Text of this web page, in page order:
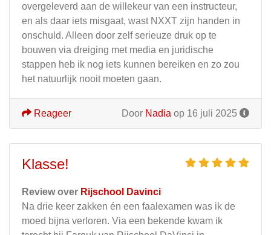
overgeleverd aan de willekeur van een instructeur,
en als daar iets misgaat, wast NXXT zijn handen in
onschuld. Alleen door zelf serieuze druk op te
bouwen via dreiging met media en juridische
stappen heb ik nog iets kunnen bereiken en zo zou
het natuurlijk nooit moeten gaan.
Door Nadia op 16 juli 2025
Reageer
Klasse!
Review over Rijschool Davinci
Na drie keer zakken én een faalexamen was ik de
moed bijna verloren. Via een bekende kwam ik